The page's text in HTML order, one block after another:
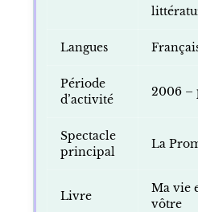
Langues
Période
d’activité
2006 –
Spectacle
principal
La
Livre
Ma vie
vôtre